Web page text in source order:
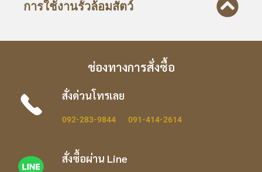
การใช้งานรั้วล้อมสัตว์
ช่องทางการสั่งซื้อ
สั่งด่วนโทรเลย
092-283-9844 091-414-2614
สั่งซื้อผ่าน Line